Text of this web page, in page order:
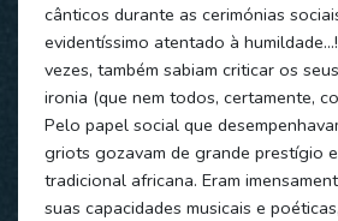
cânticos durante as cerimónias
evidentíssimo atentado à
vezes, também sabiam criticar os
ironia (que nem todos, certamente,
Pelo papel social que
griots gozavam de grande prestígio
tradicional africana. Eram
suas capacidades musicais e